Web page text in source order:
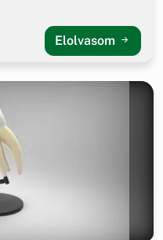
Elolvasom